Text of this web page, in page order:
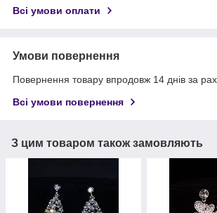
Всі умови оплати
Умови повернення
Повернення товару впродовж 14 днів за
Всі умови повернення
З цим товаром також замовляють